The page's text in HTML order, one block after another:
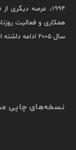
۱۹۹۴، عرصه دیگری
همکاری و فعالیت
سال ۲۰۰۵ ادامه داشته است.
نسخه‌های چاپی